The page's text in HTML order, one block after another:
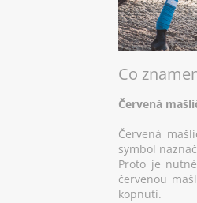
Co
Červená
Červená
symbol
Proto je
červenou
kopnutí.